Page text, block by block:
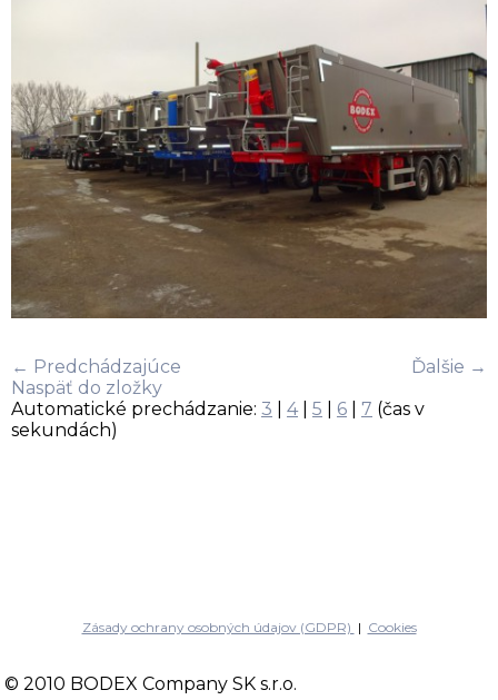
← Predchádzajúce
Ďalšie →
Naspäť do zložky
Automatické prechádzanie: 3 4| 5 6 7 (čas v
sekundách)
Zásady ochrany osobných údajov (GDPR) | Cookies
© 2010 BODEX Company SK s.r.o.